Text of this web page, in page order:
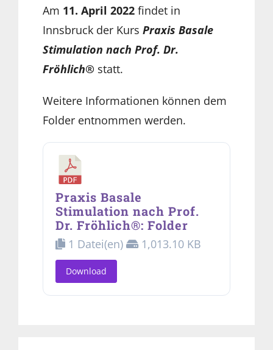
Am 11. April 2022 findet in
Innsbruck der Kurs Praxis Basale
Stimulation nach Prof. Dr.
Fröhlich® statt.
Weitere Informationen können dem
Folder entnommen werden.
Praxis Basale
Stimulation nach Prof.
Dr. Fröhlich®: Folder
1 Datei(en) 1,013.10 KB
Download